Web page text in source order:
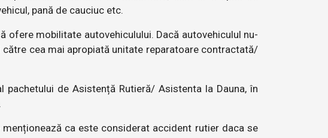
pană de cauciuc etc.
ofere mobilitate autovehiculului. Dacă autovehiculul nu-
cea mai apropiată unitate reparatoare contractată/
de Asistență Rutieră/ Asistenta la Dauna, în
ca este considerat accident rutier daca se